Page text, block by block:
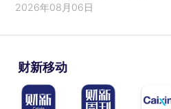
2026年08月06日
财新移动